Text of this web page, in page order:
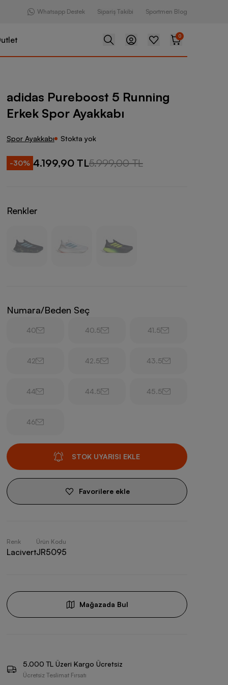
Whatsapp Destek Sipariş Takibi Sportmen Blog
0
5 Running Erkek Spor Ayakkabı
adidas Pureboost 5 Running
Erkek Spor Ayakkabı
Spor Ayakkabı Stokta yok
-30% 4.199,90 TL5.999,00 TL
Renkler
Numara/Beden Seç
40 40.5 41.5
42 42.5 43.5
44 44.5 45.5
46
STOK UYARISI EKLE
Favorilere ekle
Renk
Lacivert
Ürün Kodu
JR5095
Mağazada Bul
5.000 TL Üzeri Kargo Ücretsiz
Ücretsiz Teslimat Fırsatı